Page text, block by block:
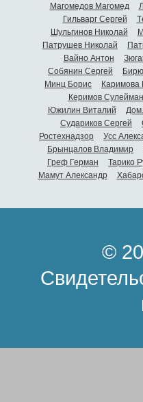
Магомедов Магомед
Гильварг Сергей
Шульгинов Николай
Патрушев Николай
Вайно Антон
Собянин Сергей
Минц Борис
Каримова
Керимов Сулейман
Южилин Виталий
Судариков Сергей
Ростехнадзор
Усс
Брынцалов Владимир
Греф Герман
Тарико
Мамут Александр
©